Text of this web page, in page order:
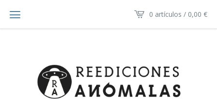
0 artículos / 0,00 €